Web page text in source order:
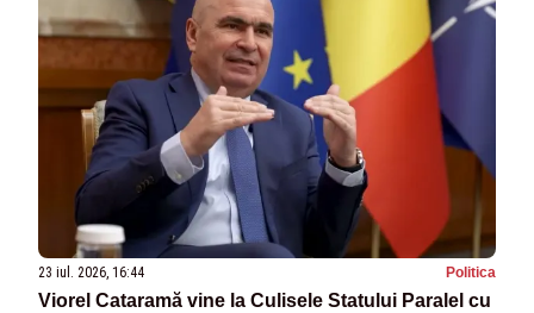
23 iul. 2026, 16:44 Politica
Viorel Cataramă vine la Culisele Statului Paralel cu